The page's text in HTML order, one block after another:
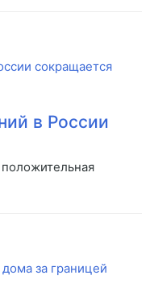
в России